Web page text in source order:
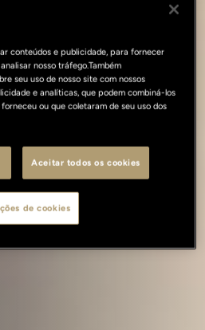
conteúdos e publicidade, para fornecer
nosso tráfego.Também
seu uso de nosso site com nossos
e analíticas, que podem combiná-los
ou que coletaram de seu uso dos
Aceitar todos os cookies
de cookies